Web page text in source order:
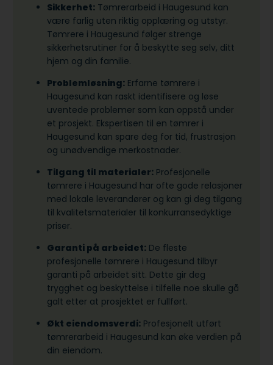
Sikkerhet: Tømrerarbeid i Haugesund kan
være farlig uten riktig opplæring og utstyr.
Tømrere i Haugesund følger strenge
sikkerhetsrutiner for å beskytte seg selv, ditt
hjem og din familie.
Problemløsning: Erfarne tømrere i
Haugesund kan raskt identifisere og løse
uventede problemer som kan oppstå under
et prosjekt. Ekspertisen til en tømrer i
Haugesund kan spare deg for tid, frustrasjon
og unødvendige merkostnader.
Tilgang til materialer: Profesjonelle
tømrere i Haugesund har ofte gode relasjoner
med lokale leverandører og kan gi deg tilgang
til kvalitetsmaterialer til konkurransedyktige
priser.
Garanti på arbeidet: De fleste
profesjonelle tømrere i Haugesund tilbyr
garanti på arbeidet sitt. Dette gir deg
trygghet og beskyttelse i tilfelle noe skulle gå
galt etter at prosjektet er fullført.
Økt eiendomsverdi: Profesjonelt utført
tømrerarbeid i Haugesund kan øke verdien på
din eiendom.